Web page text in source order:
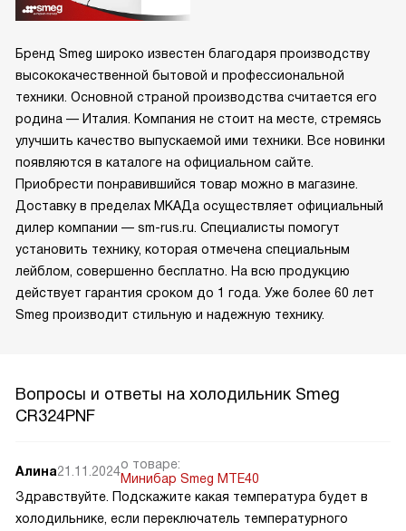
Бренд Smeg широко известен благодаря производству
высококачественной бытовой и профессиональной
техники. Основной страной производства считается его
родина — Италия. Компания не стоит на месте, стремясь
улучшить качество выпускаемой ими техники. Все новинки
появляются в каталоге на официальном сайте.
Приобрести понравившийся товар можно в магазине.
Доставку в пределах МКАДа осуществляет официальный
дилер компании — sm-rus.ru. Специалисты помогут
установить технику, которая отмечена специальным
лейблом, совершенно бесплатно. На всю продукцию
действует гарантия сроком до 1 года. Уже более 60 лет
Smeg производит стильную и надежную технику.
Вопросы и ответы на холодильник Smeg
CR324PNF
Алина21.11.2024о товаре:
Минибар Smeg MTE40
Здравствуйте. Подскажите какая температура будет в
холодильнике, если переключатель температурного